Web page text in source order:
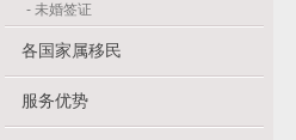
- 未婚签证
各国家属移民
服务优势